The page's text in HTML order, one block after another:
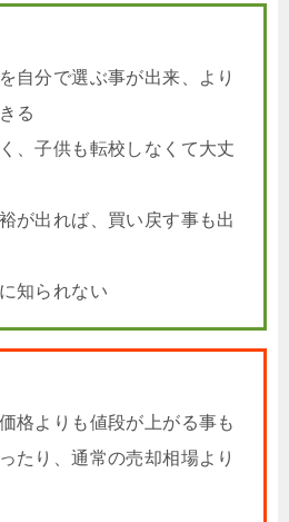
自分で選ぶ事が出来、より
る
、子供も転校しなくて大丈
が出れば、買い戻す事も出
知られない
格よりも値段が上がる事も
たり、通常の売却相場より